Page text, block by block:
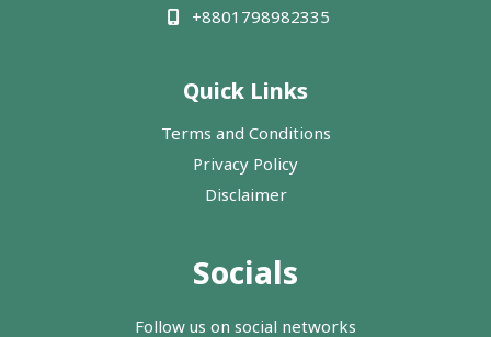
+8801798982335
Quick Links
Terms and Conditions
Privacy Policy
Disclaimer
Socials
Follow us on social networks